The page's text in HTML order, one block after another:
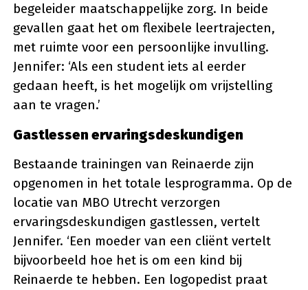
begeleider maatschappelijke zorg. In beide
gevallen gaat het om flexibele leertrajecten,
met ruimte voor een persoonlijke invulling.
Jennifer: ‘Als een student iets al eerder
gedaan heeft, is het mogelijk om vrijstelling
aan te vragen.’
Gastlessen ervaringsdeskundigen
Bestaande trainingen van Reinaerde zijn
opgenomen in het totale lesprogramma. Op de
locatie van MBO Utrecht verzorgen
ervaringsdeskundigen gastlessen, vertelt
Jennifer. ‘Een moeder van een cliënt vertelt
bijvoorbeeld hoe het is om een kind bij
Reinaerde te hebben. Een logopedist praat